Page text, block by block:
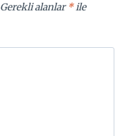
Gerekli alanlar*ile